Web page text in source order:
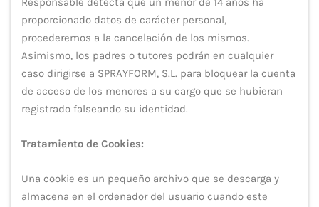
proporcionado datos de carácter personal,
procederemos a la cancelación de los mismos.
Asimismo, los padres o tutores podrán en cualquier
caso dirigirse a SPRAYFORM, S.L. para bloquear la cuenta
de acceso de los menores a su cargo que se hubieran
registrado falseando su identidad.
Tratamiento de Cookies:
Una cookie es un pequeño archivo que se descarga y
almacena en el ordenador del usuario cuando este